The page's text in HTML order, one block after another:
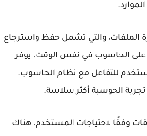
الملفات، والتي تشمل حفظ واسترجاع
على الحاسوب في نفس الوقت. يوفر
للتفاعل مع نظام الحاسوب.
الحوسبة أكثر سلاسة.
وفقًا لاحتياجات المستخدم. هناك